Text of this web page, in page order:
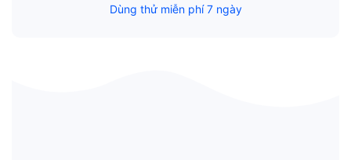
Dùng thử miễn phí 7 ngày